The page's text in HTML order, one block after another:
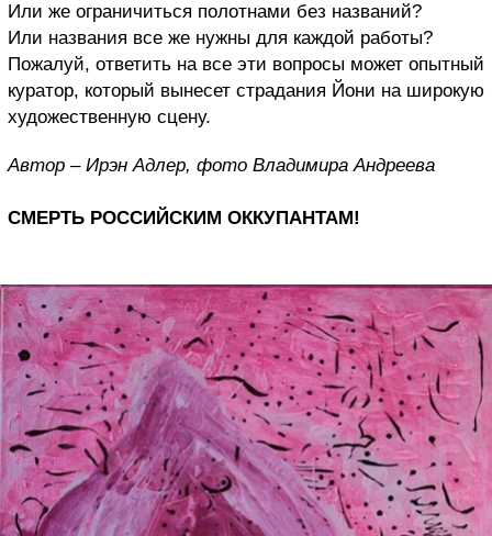
Или же ограничиться полотнами без названий?
Или названия все же нужны для каждой работы?
Пожалуй, ответить на все эти вопросы может опытный
куратор, который вынесет страдания Йони на широкую
художественную сцену.
Автор – Ирэн Адлер, фото Владимира Андреева
СМЕРТЬ РОССИЙСКИМ ОККУПАНТАМ!